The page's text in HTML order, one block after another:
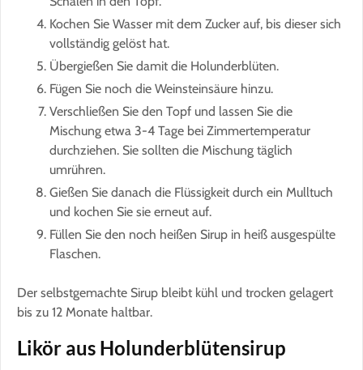
Kochen Sie Wasser mit dem Zucker auf, bis dieser sich
vollständig gelöst hat.
Übergießen Sie damit die Holunderblüten.
Fügen Sie noch die Weinsteinsäure hinzu.
Verschließen Sie den Topf und lassen Sie die
Mischung etwa 3-4 Tage bei Zimmertemperatur
durchziehen. Sie sollten die Mischung täglich
umrühren.
Gießen Sie danach die Flüssigkeit durch ein Mulltuch
und kochen Sie sie erneut auf.
Füllen Sie den noch heißen Sirup in heiß ausgespülte
Flaschen.
Der selbstgemachte Sirup bleibt kühl und trocken gelagert
bis zu 12 Monate haltbar.
Likör aus Holunderblütensirup